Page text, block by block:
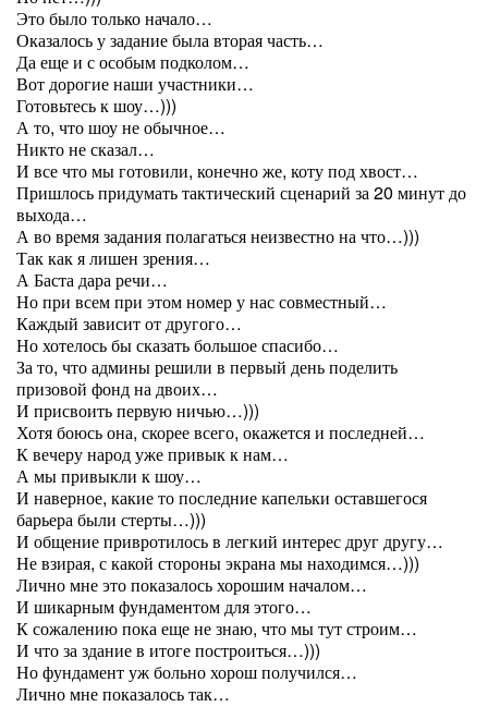
Это было только начало…
Оказалось у задание была вторая часть…
Да еще и с особым подколом…
Вот дорогие наши участники…
Готовьтесь к шоу…)))
А то, что шоу не обычное…
Никто не сказал…
И все что мы готовили, конечно же, коту под хвост…
Пришлось придумать тактический сценарий за 20 минут до
выхода…
А во время задания полагаться неизвестно на что…)))
Так как я лишен зрения…
А Баста дара речи…
Но при всем при этом номер у нас совместный…
Каждый зависит от другого…
Но хотелось бы сказать большое спасибо…
За то, что админы решили в первый день поделить
призовой фонд на двоих…
И присвоить первую ничью…)))
Хотя боюсь она, скорее всего, окажется и последней…
К вечеру народ уже привык к нам…
А мы привыкли к шоу…
И наверное, какие то последние капельки оставшегося
барьера были стерты…)))
И общение привротилось в легкий интерес друг другу…
Не взирая, с какой стороны экрана мы находимся…)))
Лично мне это показалось хорошим началом…
И шикарным фундаментом для этого…
К сожалению пока еще не знаю, что мы тут строим…
И что за здание в итоге построиться…)))
Но фундамент уж больно хорош получился…
Лично мне показалось так…